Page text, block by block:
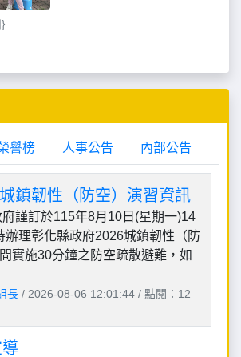
譽榜 人事公告 內部公告
鎮韌性（防空）演習資訊
謹訂於115年8月10日(星期一)14
辦理彰化縣政府2026城鎮韌性（防
實施30分鐘之防空疏散避難，如
長 / 2026-08-06 12:01:44 / 點閱：12